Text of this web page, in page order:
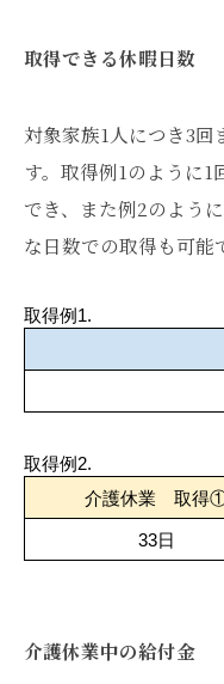
取得できる休暇日数
対象家族1人につき3回
す。取得例1のように1
でき、また例2のよう
な日数での取得も可能
取得例1.
取得例2.
介護休業　取得
33日
介護休業中の給付金